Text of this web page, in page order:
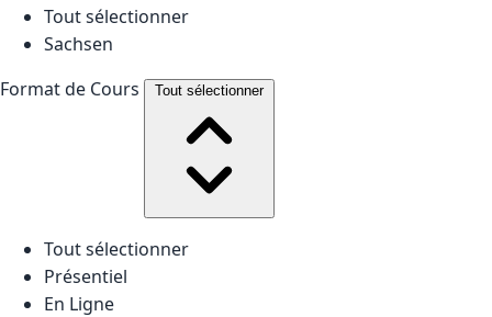
Tout sélectionner
Sachsen
Format de Cours
Tout sélectionner
Tout sélectionner
Présentiel
En Ligne